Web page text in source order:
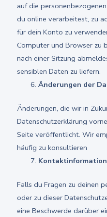
auf die
du online verarbeitest, zu
für dein Konto zu
Computer und Browser zu
nach einer Sitzung
sensiblen Daten zu liefern.
Änderungen der
Änderungen, die wir in
Datenschutzerklärung
Seite veröffentlicht. Wir
häufig zu konsultieren
Falls du Fragen zu deinen
oder zu dieser
eine Beschwerde darüber